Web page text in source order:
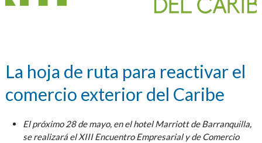
La hoja de ruta para reactivar el
comercio exterior del Caribe
El próximo 28 de mayo, en el hotel Marriott de Barranquilla,
se realizará el XIII Encuentro Empresarial y de Comercio